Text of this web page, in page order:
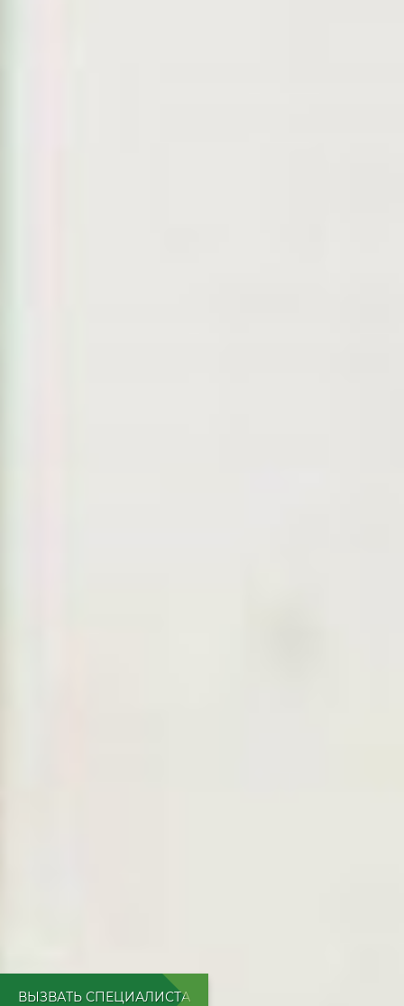
ВЫЗВАТЬ СПЕЦИАЛИСТА